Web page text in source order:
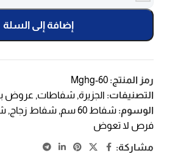
إضافة إلى السلة
رمز المنتج: Mghg-60
التصنيفات: الجزيرة, شفاطات, عروض
الوسوم: شفاط 60 سم , شفاط زجاج ,
فرص لا تعوض
مشاركة: